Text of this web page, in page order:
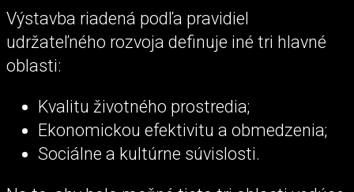
Výstavba riadená podľa pravidiel
udržateľného rozvoja definuje iné tri hlavné
oblasti:
Kvalitu životného prostredia;
Ekonomickou efektivitu a obmedzenia;
Sociálne a kultúrne súvislosti.